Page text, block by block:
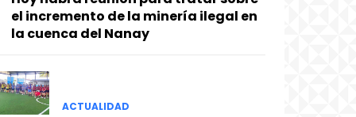
el incremento de la minería ilegal en
la cuenca del Nanay
ACTUALIDAD